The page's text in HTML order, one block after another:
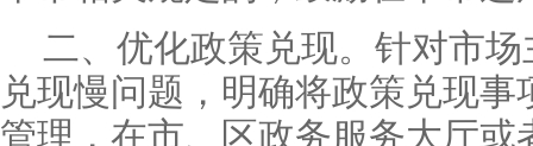
二、优化政策兑现。针对市
兑现慢问题，明确将政策兑现
管理，在市、区政务服务大厅或